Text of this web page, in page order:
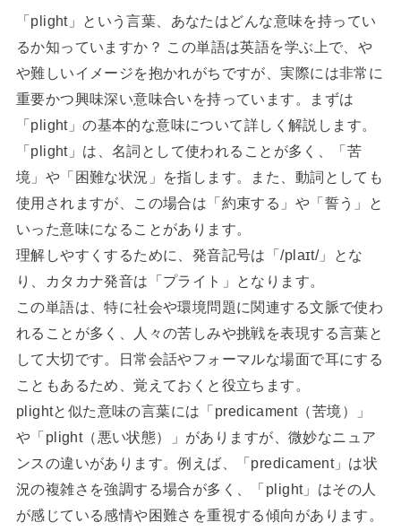
「plight」という言葉、あなたはどんな意味を持ってい
るか知っていますか？ この単語は英語を学ぶ上で、や
や難しいイメージを抱かれがちですが、実際には非常に
重要かつ興味深い意味合いを持っています。まずは
「plight」の基本的な意味について詳しく解説します。
「plight」は、名詞として使われることが多く、「苦
境」や「困難な状況」を指します。また、動詞としても
使用されますが、この場合は「約束する」や「誓う」と
いった意味になることがあります。
理解しやすくするために、発音記号は「/plaɪt/」とな
り、カタカナ発音は「プライト」となります。
この単語は、特に社会や環境問題に関連する文脈で使わ
れることが多く、人々の苦しみや挑戦を表現する言葉と
して大切です。日常会話やフォーマルな場面で耳にする
こともあるため、覚えておくと役立ちます。
plightと似た意味の言葉には「predicament（苦境）」
や「plight（悪い状態）」がありますが、微妙なニュア
ンスの違いがあります。例えば、「predicament」は状
況の複雑さを強調する場合が多く、「plight」はその人
が感じている感情や困難さを重視する傾向があります。